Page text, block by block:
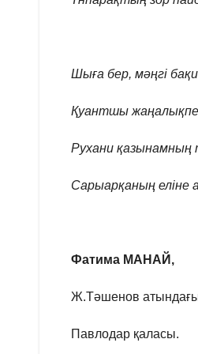
Шыға бер, мәңгі
Қуантшы
Рухани қазынамның
Сарыарқаның еліне
Фатима МАНАЙ,
Ж.Тәшенов
Павлодар қаласы.